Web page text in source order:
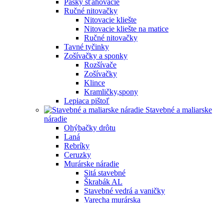
Ručné nitovačky
Nitovacie kliešte
Nitovacie kliešte na matice
Ručné nitovačky
Tavné tyčinky
Zošívačky a sponky
Rozšívače
Zošívačky
Klince
Kramličky,spony
Lepiaca pištoľ
Stavebné a maliarske
náradie
Ohýbačky drôtu
Laná
Rebríky
Ceruzky
Murárske náradie
Sitá stavebné
Škrabák AL
Stavebné vedrá a vaničky
Varecha murárska